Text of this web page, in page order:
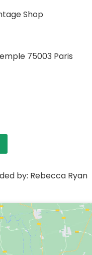
Shop
75003 Paris
by: Rebecca Ryan